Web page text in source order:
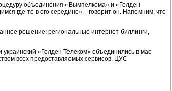
объединения «Вымпелкома» и «Голден
где-то в его середине», - говорит он. Напомним, что
решение; региональные интернет-биллинги,
«Голден Телеком» объединились в мае
всех предоставляемых сервисов. ЦУС